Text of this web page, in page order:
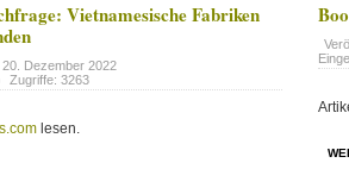
Vietnamesische Fabriken
20. Dezember 2022
Zugriffe: 3263
lesen.